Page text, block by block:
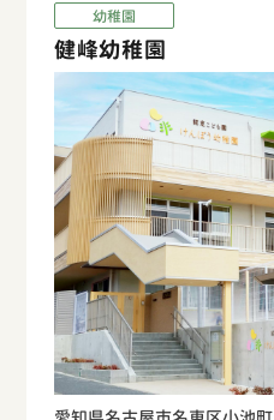
幼稚園
健峰幼稚園